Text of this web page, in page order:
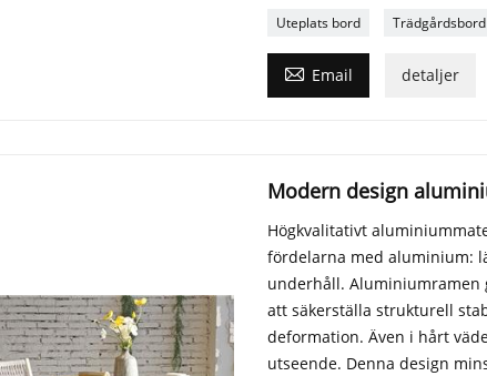
Uteplats bord Trädgårdsbord
 Email detaljer
Modern design
Högkvalitativt
fördelarna med aluminium:
underhåll. Aluminiumramen
att säkerställa strukturell
deformation. Även i hårt
utseende. Denna design